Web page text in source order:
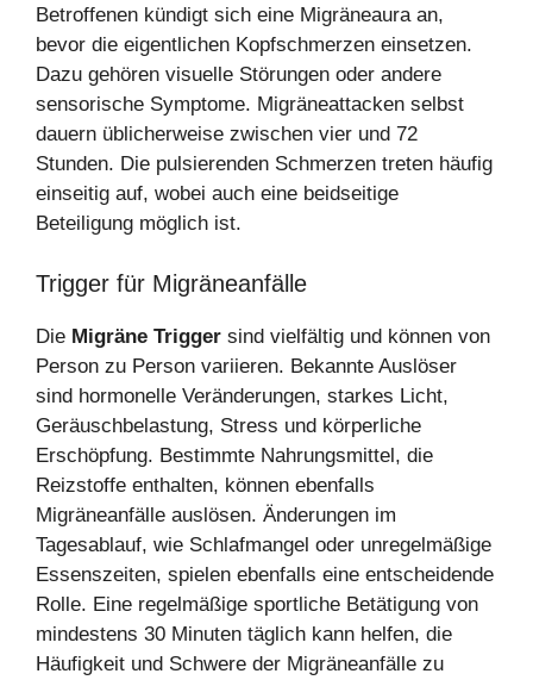
Betroffenen kündigt sich eine Migräneaura an,
bevor die eigentlichen Kopfschmerzen einsetzen.
Dazu gehören visuelle Störungen oder andere
sensorische Symptome. Migräneattacken selbst
dauern üblicherweise zwischen vier und 72
Stunden. Die pulsierenden Schmerzen treten häufig
einseitig auf, wobei auch eine beidseitige
Beteiligung möglich ist.
Trigger für Migräneanfälle
Die Migräne Trigger sind vielfältig und können von
Person zu Person variieren. Bekannte Auslöser
sind hormonelle Veränderungen, starkes Licht,
Geräuschbelastung, Stress und körperliche
Erschöpfung. Bestimmte Nahrungsmittel, die
Reizstoffe enthalten, können ebenfalls
Migräneanfälle auslösen. Änderungen im
Tagesablauf, wie Schlafmangel oder unregelmäßige
Essenszeiten, spielen ebenfalls eine entscheidende
Rolle. Eine regelmäßige sportliche Betätigung von
mindestens 30 Minuten täglich kann helfen, die
Häufigkeit und Schwere der Migräneanfälle zu